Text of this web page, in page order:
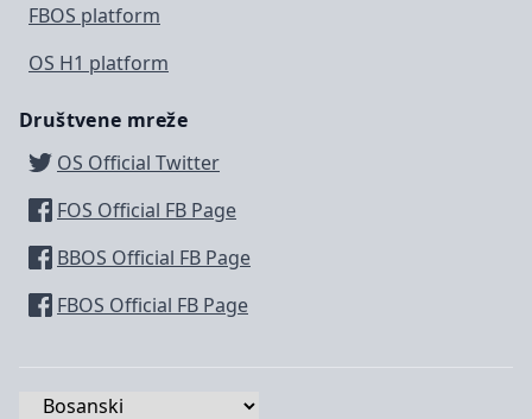
FBOS platform
OS H1 platform
Društvene mreže
OS Official Twitter
FOS Official FB Page
BBOS Official FB Page
FBOS Official FB Page